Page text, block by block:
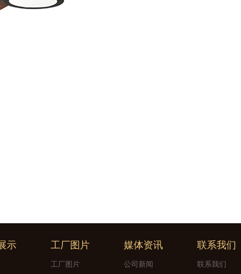
示 工厂图片
工厂图片
媒体资讯
公司新闻
联系我们
联系我们